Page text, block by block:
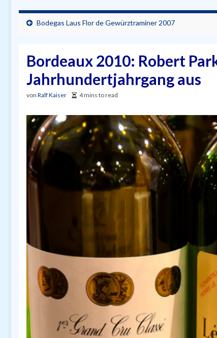
Bodegas Laus Flor de Gewürztraminer 2007
Bordeaux 2010: Robert
Jahrhundertjahrgang aus
von Ralf Kaiser 4 mins to read